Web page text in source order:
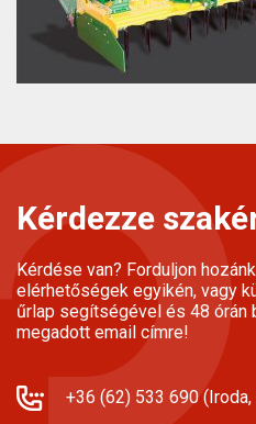
Kérdezze
Kérdése van? Forduljon
elérhetőségek egyikén, vagy
űrlap segítségével és 48 órán
megadott email címre!
+36 (62) 533 690